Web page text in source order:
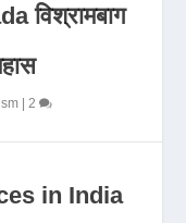
विश्रामबाग
| 2
in India